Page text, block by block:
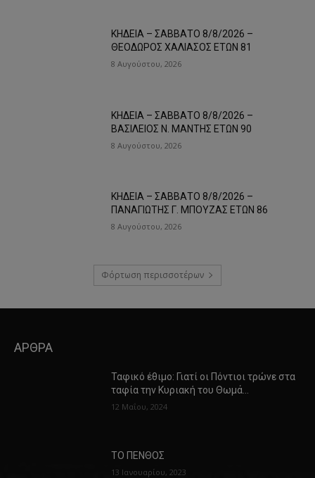
ΚΗΔΕΙΑ – ΣΑΒΒΑΤΟ 8/8/2026 –
ΘΕΟΔΩΡΟΣ ΧΑΛΙΑΣΟΣ ΕΤΩΝ 81
8 Αυγούστου, 2026
ΚΗΔΕΙΑ – ΣΑΒΒΑΤΟ 8/8/2026 –
ΒΑΣΙΛΕΙΟΣ Ν. ΜΑΝΤΗΣ ΕΤΩΝ 90
8 Αυγούστου, 2026
ΚΗΔΕΙΑ – ΣΑΒΒΑΤΟ 8/8/2026 –
ΠΑΝΑΓΙΩΤΗΣ Γ. ΜΠΟΥΖΑΣ ΕΤΩΝ 86
8 Αυγούστου, 2026
Φόρτωση περισσοτέρων
ΑΡΘΡΑ
Ταφικό έθιμο: Γιατί οι Πόντιοι τρώνε στα
ταφία την Κυριακή του Θωμά…
12 Μαΐου, 2024
ΤΟ ΠΕΝΘΟΣ
13 Ιανουαρίου, 2023